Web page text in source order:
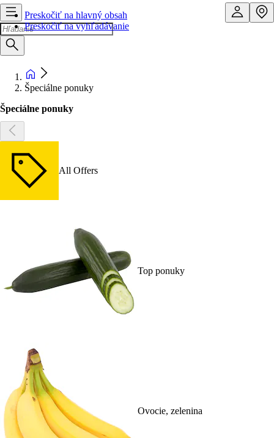
Preskočiť na hlavný obsah
Preskočiť na vyhľadávanie
Špeciálne ponuky
Špeciálne ponuky
All Offers
Top ponuky
Ovocie, zelenina